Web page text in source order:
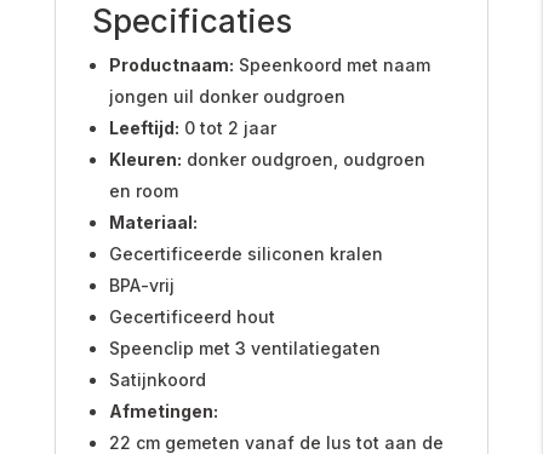
Specificaties
Productnaam: Speenkoord met naam
jongen uil donker oudgroen
Leeftijd: 0 tot 2 jaar
Kleuren: donker oudgroen, oudgroen
en room
Materiaal:
Gecertificeerde siliconen kralen
BPA-vrij
Gecertificeerd hout
Speenclip met 3 ventilatiegaten
Satijnkoord
Afmetingen:
22 cm gemeten vanaf de lus tot aan de